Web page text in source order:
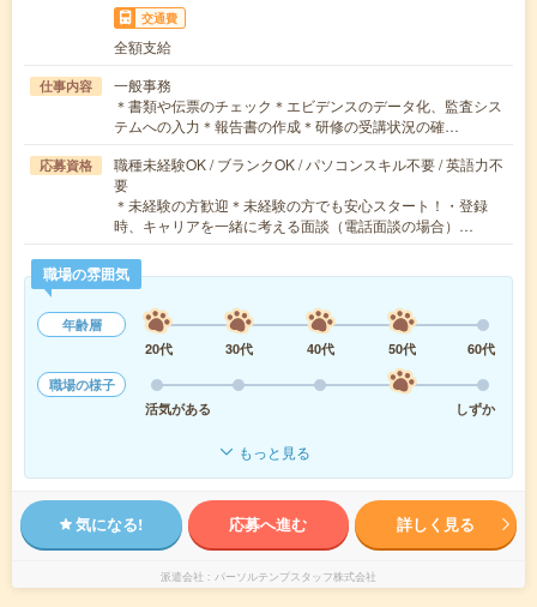
交通費
全額支給
仕事内容
一般事務
＊書類や伝票のチェック＊エビデンスのデータ化、監査シス
テムへの入力＊報告書の作成＊研修の受講状況の確…
応募資格
職種未経験OK / ブランクOK / パソコンスキル不要 / 英語力不
要
＊未経験の方歓迎＊未経験の方でも安心スタート！・登録
時、キャリアを一緒に考える面談（電話面談の場合）…
職場の雰囲気
年齢層
20代
30代 40代 50代
60代
職場の様子
活気がある
しずか
もっと見る
気になる! 応募へ進む 詳しく見る
派遣会社 パーソルテンプスタッフ株式会社